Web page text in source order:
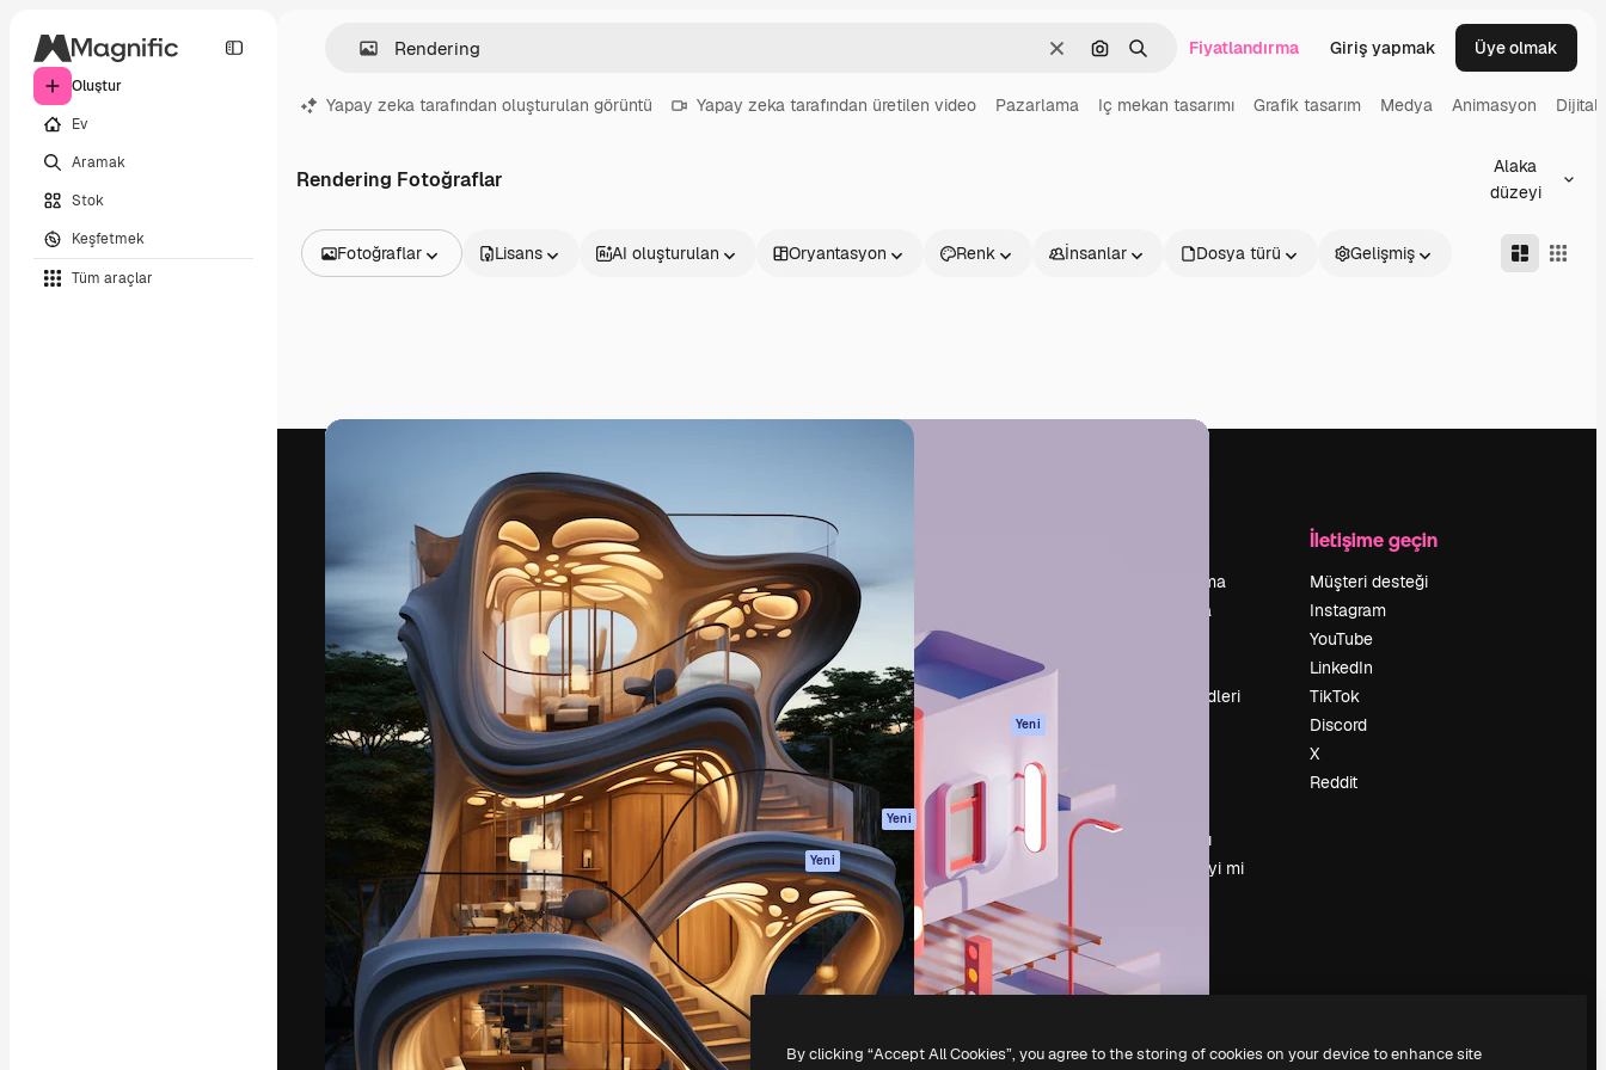
Oluştur
Ev
Aramak
Stok
Keşfetmek
Tüm araçlar
Temizlemek
Görüntüyle ara
AramakFiyatlandırma Giriş yapmak Üye olmak
Yapay zeka tarafından oluşturulan görüntü Yapay zeka tarafından üretilen video Pazarlama Iç mekan tasarımı Grafik tasarım Medya Animasyon Dijital
Rendering Fotoğraflar
Alaka
düzeyi
Fotoğraflar
Videolar
Lisans AI oluşturulan Oryantasyon Renk İnsanlar Dosya türü Gelişmiş
En iyi işlerini yöneteceğin yaratıcı platform.
Kreatif ekipler, işletmeler, ajanslar ve
stüdyolar genelinde 1 milyondan fazla
abone.
Türkçe
Spaces
AI Asistanı
AI Görüntü
Oluşturucu
AI video
oluşturucu
AI ses oluşturucu
Stok içerik
Claude/ChatGPT
için MCP
Yeni
Ajanlar Yeni
API
Mobil Uygulama
Tüm Magnific
araçları
Destek
Kullanım Şartları
Gizlilik Politikası
Yeni
Güven merkezi
Satış ortakları
Fiyatlandırma
Hakkımızda
Arama trendleri
Basın odası
Magnific.ai’yi mi
İletişime geçin
Müşteri desteği
Instagram
YouTube
LinkedIn
TikTok
Discord
X
Reddit
Copyright © 2010- 2026Freepik Company S.L.U.Her hakkı saklıdır
By clicking “Accept All Cookies”, you agree to the storing of cookies on your device to enhance site